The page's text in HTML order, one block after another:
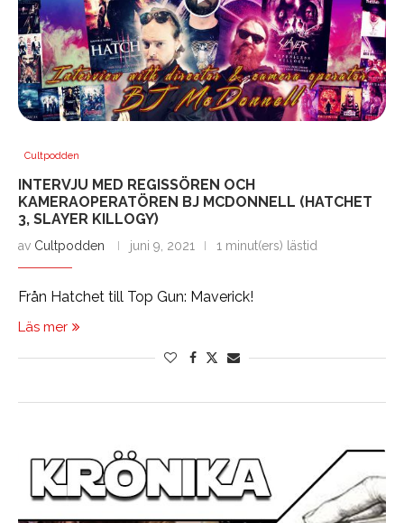
Cultpodden
INTERVJU MED REGISSÖREN OCH
KAMERAOPERATÖREN BJ MCDONNELL (HATCHET
3, SLAYER KILLOGY)
av Cultpodden juni 9, 2021 1 minut(ers) lästid
Från Hatchet till Top Gun: Maverick!
Läs mer